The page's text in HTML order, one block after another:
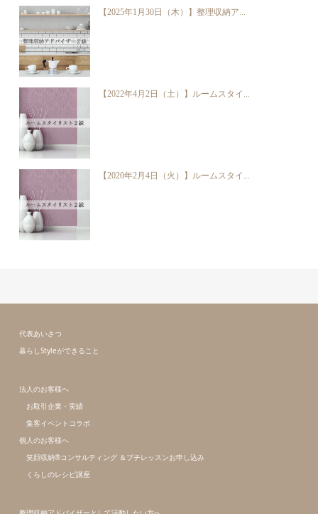
【2025年1月30日（木）】整理収納ア...
【2022年4月2日（土）】ルームスタイ...
【2020年2月4日（火）】ルームスタイ...
代表あいさつ
暮らしStyleができること
法人のお客様へ
お取引企業・実績
集客イベントコラボ
個人のお客様へ
笑顔収納®コンサルティング ＆プチレッスンお申し込み
くらしのレシピ講座